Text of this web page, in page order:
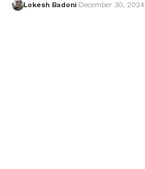
Lokesh Badoni December 30, 2024